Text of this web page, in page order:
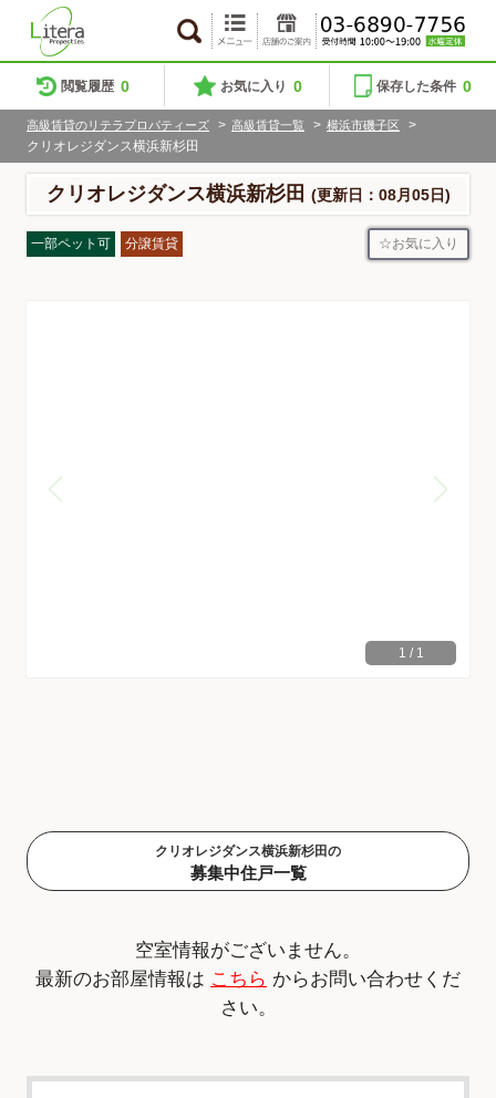
閲覧履歴 0 お気に入り 0 保存した条件 0
高級賃貸のリテラプロパティーズ > 高級賃貸一覧 > 横浜市磯子区
>
クリオレジダンス横浜新杉田
クリオレジダンス横浜新杉田 (更新日：08月05日)
一部ペット可 分譲賃貸 お気に入り
1 / 1
クリオレジダンス横浜新杉田の
募集中住戸一覧
空室情報がございません。
最新のお部屋情報は こちら からお問い合わせくだ
さい。